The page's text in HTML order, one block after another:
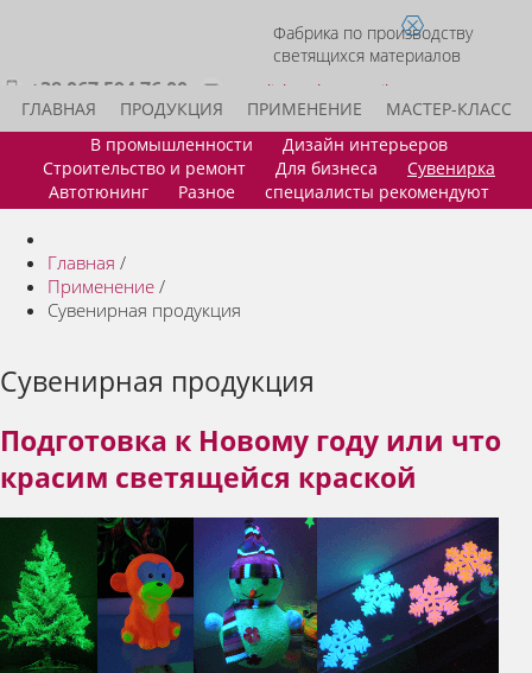
Фабрика по производству
светящихся материалов
+38 067 594 76 00 acmelight.sales@gmail.com
ГЛАВНАЯ ПРОДУКЦИЯ ПРИМЕНЕНИЕ МАСТЕР-КЛАСС
ИДЕИ ДЛЯ БИЗНЕСА СТАТЬ ДИЛЕРОМ КОНТАКТЫ
В промышленности
Дизайн интерьеров
Строительство и ремонт
Для бизнеса
Сувенирка
Автотюнинг
Разное специалисты рекомендуют
Главная /
Применение /
Сувенирная продукция
Сувенирная продукция
Подготовка к Новому году или что
красим светящейся краской